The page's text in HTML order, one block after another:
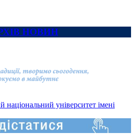
НОВИН
національний університет імені